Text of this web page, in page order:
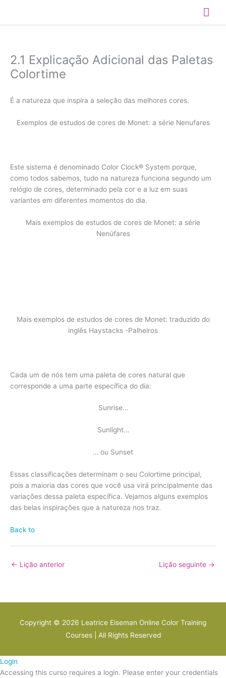
o
2.1 Explicação Adicional das Paletas
Colortime
É a natureza que inspira a seleção das melhores cores.
Exemplos de estudos de cores de Monet: a série Nenufares
Este sistema é denominado Color Clock® System porque,
como todos sabemos, tudo na natureza funciona segundo um
relógio de cores, determinado pela cor e a luz em suas
variantes em diferentes momentos do dia.
Mais exemplos de estudos de cores de Monet: a série
Nenúfares
Mais exemplos de estudos de cores de Monet: traduzido do
inglês Haystacks -Palheiros
Cada um de nós tem uma paleta de cores natural que
corresponde a uma parte específica do dia:
Sunrise…
Sunlight…
… ou Sunset
Essas classificações determinam o seu Colortime principal,
pois a maioria das cores que você usa virá principalmente das
variações dessa paleta específica. Vejamos alguns exemplos
das belas inspirações que a natureza nos traz.
Back to
← Lição anterior Lição seguinte →
Copyright © 2026 Leatrice Eiseman Online Color Training
Courses| All Rights Reserved
Login
Accessing this curso requires a login. Please enter your credentials